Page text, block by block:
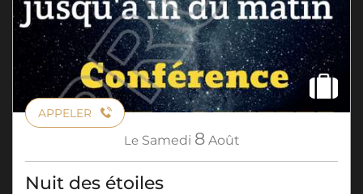
APPELER
Le Samedi 8 Août
Nuit des étoiles